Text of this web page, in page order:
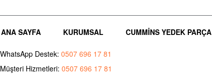
ANA SAYFA KURUMSAL CUMMINS YEDEK PARÇA
WhatsApp Destek: 0507 696 17 81
Müşteri Hizmetleri: 0507 696 17 81